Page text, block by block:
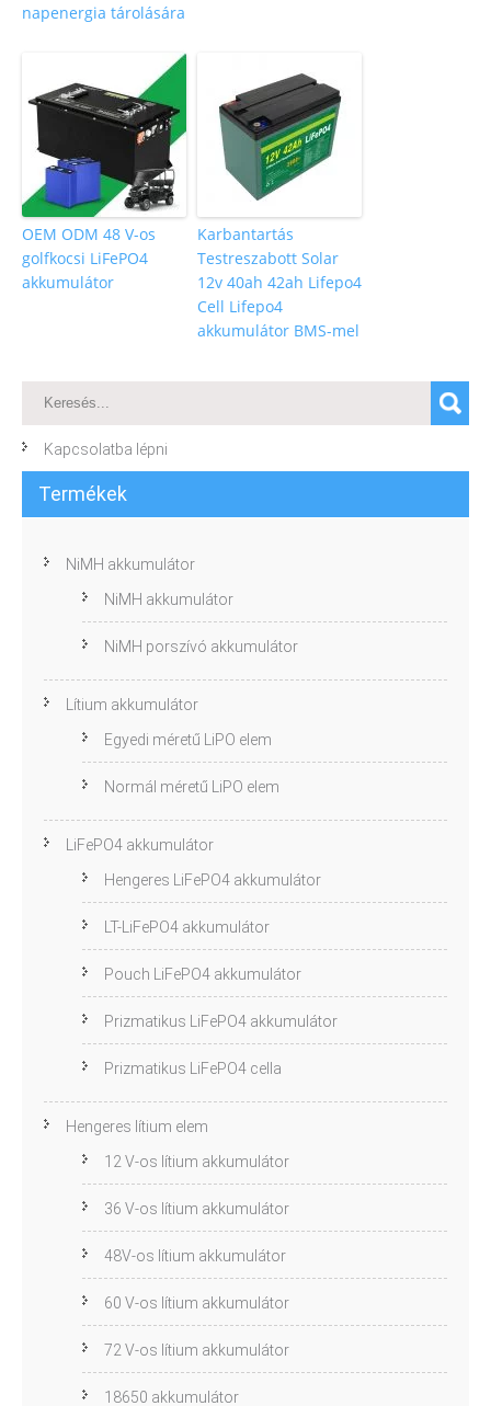
napenergia tárolására
OEM ODM 48 V-os
golfkocsi LiFePO4
akkumulátor
Karbantartás
Testreszabott Solar
12v 40ah 42ah Lifepo4
Cell Lifepo4
akkumulátor BMS-mel
Kapcsolatba lépni
Termékek
NiMH akkumulátor
NiMH akkumulátor
NiMH porszívó akkumulátor
Lítium akkumulátor
Egyedi méretű LiPO elem
Normál méretű LiPO elem
LiFePO4 akkumulátor
Hengeres LiFePO4 akkumulátor
LT-LiFePO4 akkumulátor
Pouch LiFePO4 akkumulátor
Prizmatikus LiFePO4 akkumulátor
Prizmatikus LiFePO4 cella
Hengeres lítium elem
12 V-os lítium akkumulátor
36 V-os lítium akkumulátor
48V-os lítium akkumulátor
60 V-os lítium akkumulátor
72 V-os lítium akkumulátor
18650 akkumulátor